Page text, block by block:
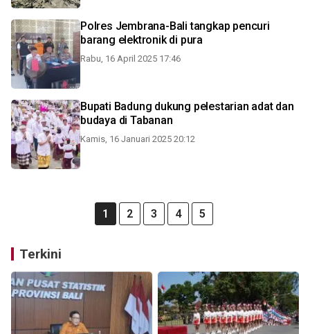
Polres Jembrana-Bali tangkap pencuri
barang elektronik di pura
Rabu, 16 April 2025 17:46
Bupati Badung dukung pelestarian adat dan
budaya di Tabanan
Kamis, 16 Januari 2025 20:12
1 2 3 4 5
Terkini